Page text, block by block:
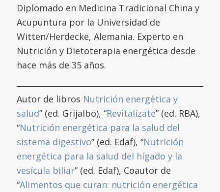
Diplomado en Medicina Tradicional China y
Acupuntura por la Universidad de
Witten/Herdecke, Alemania. Experto en
Nutrición y Dietoterapia energética desde
hace más de 35 años.
Autor de libros Nutrición energética y
salud” (ed. Grijalbo), “Revitalízate” (ed. RBA),
“Nutrición energética para la salud del
sistema digestivo” (ed. Edaf), “Nutrición
energética para la salud del hígado y la
vesícula biliar” (ed. Edaf), Coautor de
“Alimentos que curan: nutrición energética